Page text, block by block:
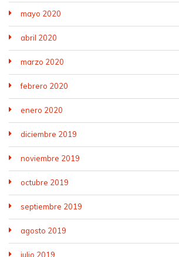
mayo 2020
abril 2020
marzo 2020
febrero 2020
enero 2020
diciembre 2019
noviembre 2019
octubre 2019
septiembre 2019
agosto 2019
julio 2019